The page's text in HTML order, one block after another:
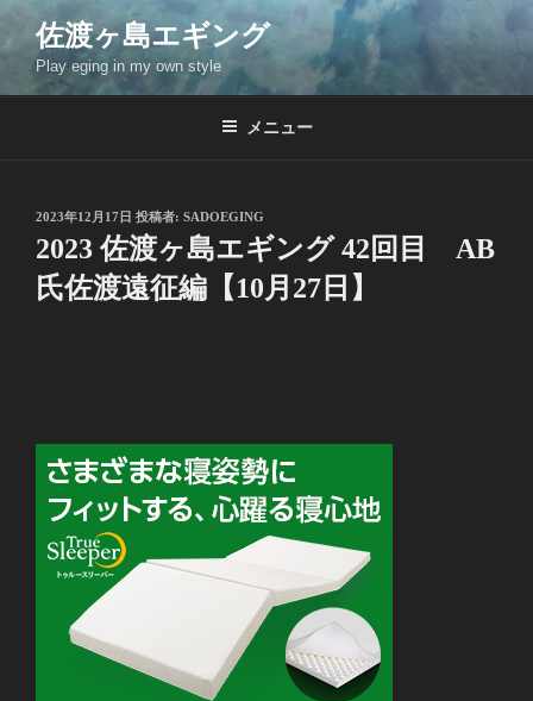
コ
ン
ン
佐渡ヶ島エギング
Play eging in my own style
メニュー
投
稿
日:
2023年12月17日 投稿者: SADOEGING
2023 佐渡ヶ島エギング 42回目 AB
氏佐渡遠征編【10月27日】